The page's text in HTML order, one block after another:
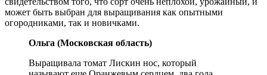
может быть выбран для выращивания как опытными
огородниками, так и новичками.
Ольга (Московская область)
Выращивала томат Лискин нос, который